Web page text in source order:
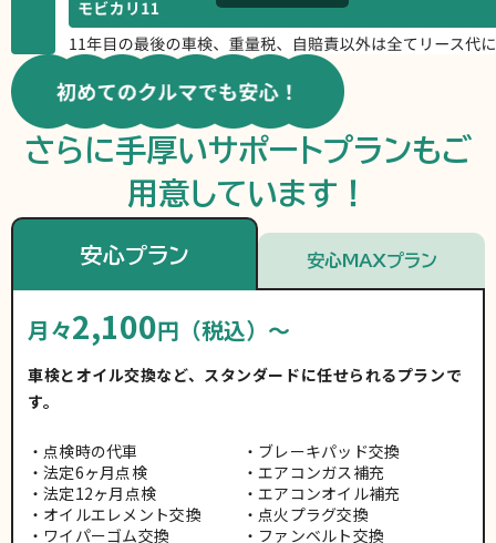
さらに手厚いサポートプランもご
用意しています！
安心プラン 安心MAXプラン
月々2,100円（税込）～
車検とオイル交換など、スタンダードに任せられるプランで
す。
点検時の代車
法定6ヶ月点検
法定12ヶ月点検
オイルエレメント交換
ワイパーゴム交換
ブレーキパッド交換
エアコンガス補充
エアコンオイル補充
点火プラグ交換
ファンベルト交換